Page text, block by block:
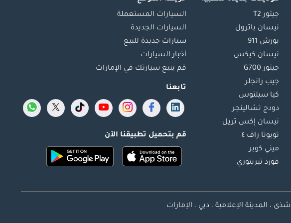
جيتور T2
نيسان باترول
بورش 911
نيسان كيكس
جيتور G700
جيب رانجلر
كيا سيلتوس
دودج تشالينجر
نيسان إكس تريل
تويوتا راف ٤
ميني كوبر
فورد تيريتوري
السيارات المستعملة
السيارات الجديدة
سيارات جديدة للبيع
أخبار السيارات
قم ببيع سيارتك في الإمارات
تابعنا
قم بتحميل تطبيقنا الآن